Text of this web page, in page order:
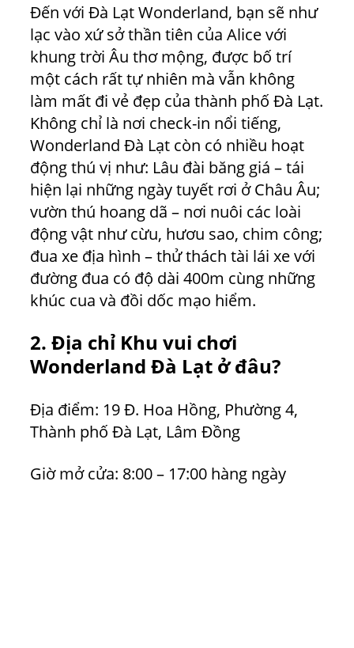
Đến với Đà Lạt Wonderland, bạn sẽ như
lạc vào xứ sở thần tiên của Alice với
khung trời Âu thơ mộng, được bố trí
một cách rất tự nhiên mà vẫn không
làm mất đi vẻ đẹp của thành phố Đà Lạt.
Không chỉ là nơi check-in nổi tiếng,
Wonderland Đà Lạt còn có nhiều hoạt
động thú vị như: Lâu đài băng giá – tái
hiện lại những ngày tuyết rơi ở Châu Âu;
vườn thú hoang dã – nơi nuôi các loài
động vật như cừu, hươu sao, chim công;
đua xe địa hình – thử thách tài lái xe với
đường đua có độ dài 400m cùng những
khúc cua và đồi dốc mạo hiểm.
2. Địa chỉ Khu vui chơi
Wonderland Đà Lạt ở đâu?
Địa điểm: 19 Đ. Hoa Hồng, Phường 4,
Thành phố Đà Lạt, Lâm Đồng
Giờ mở cửa: 8:00 – 17:00 hàng ngày